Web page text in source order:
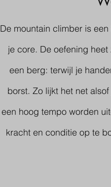
De mountain climber is
je core. De oefening
een berg: terwijl je
borst. Zo lijkt het net
een hoog tempo worden
kracht en conditie op te